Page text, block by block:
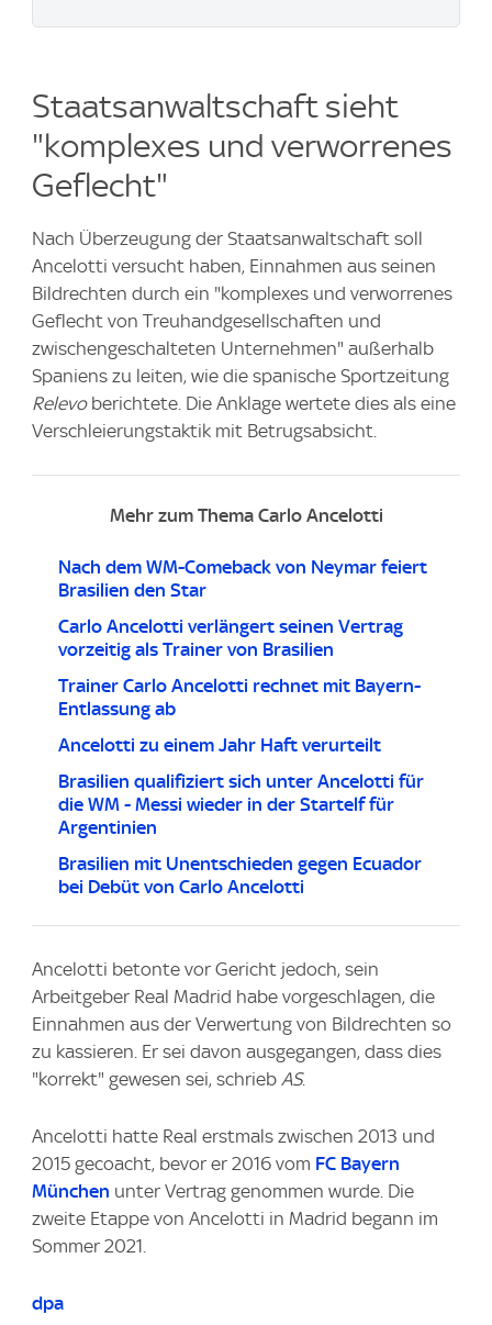
Staatsanwaltschaft sieht
"komplexes und verworrenes
Geflecht"
Nach Überzeugung der Staatsanwaltschaft soll
Ancelotti versucht haben, Einnahmen aus seinen
Bildrechten durch ein "komplexes und verworrenes
Geflecht von Treuhandgesellschaften und
zwischengeschalteten Unternehmen" außerhalb
Spaniens zu leiten, wie die spanische Sportzeitung
Relevoberichtete. Die Anklage wertete dies als eine
Verschleierungstaktik mit Betrugsabsicht.
Mehr zum Thema Carlo Ancelotti
Nach dem WM-Comeback von Neymar feiert
Brasilien den Star
Carlo Ancelotti verlängert seinen Vertrag
vorzeitig als Trainer von Brasilien
Trainer Carlo Ancelotti rechnet mit Bayern-
Entlassung ab
Ancelotti zu einem Jahr Haft verurteilt
Brasilien qualifiziert sich unter Ancelotti für
die WM - Messi wieder in der Startelf für
Argentinien
Brasilien mit Unentschieden gegen Ecuador
bei Debüt von Carlo Ancelotti
Ancelotti betonte vor Gericht jedoch, sein
Arbeitgeber Real Madrid habe vorgeschlagen, die
Einnahmen aus der Verwertung von Bildrechten so
zu kassieren. Er sei davon ausgegangen, dass dies
"korrekt" gewesen sei, schrieb AS.
Ancelotti hatte Real erstmals zwischen 2013 und
2015 gecoacht, bevor er 2016 vom FC Bayern
München unter Vertrag genommen wurde. Die
zweite Etappe von Ancelotti in Madrid begann im
Sommer 2021.
dpa